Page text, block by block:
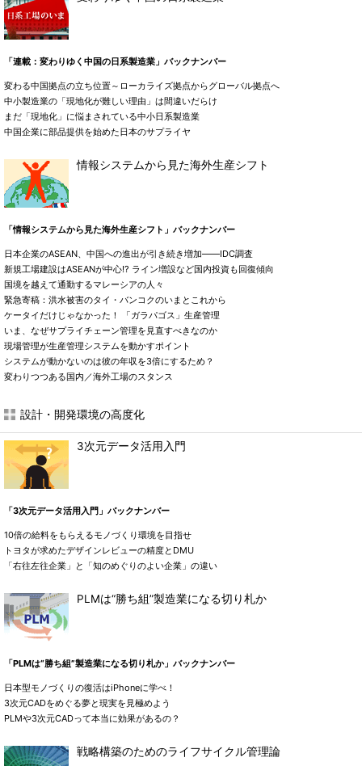
「連載：変わりゆく中国の日系製造業」バックナンバー
変わる中国拠点の立ち位置～ローカライズ拠点からグローバル拠点へ
中小製造業の「現地化が難しい理由」は間違いだらけ
まだ「現地化」に悩まされている中小日系製造業
中国企業に部品提供を始めた日本のサプライヤ
情報システムから見た海外生産シフト
「情報システムから見た海外生産シフト」バックナンバー
日本企業のASEAN、中国への進出が引き続き増加――IDC調査
新規工場建設はASEANが中心!? ライン増設など国内投資も回復傾向
国境を越えて通勤するマレーシアの人々
緊急寄稿：洪水被害のタイ・バンコクのいまとこれから
ケータイだけじゃなかった！ 「ガラパゴス」生産管理
いま、なぜサプライチェーン管理を見直すべきなのか
現場管理が生産管理システムを動かすポイント
システムが動かないのは彼の年収を3倍にするため？
変わりつつある国内／海外工場のスタンス
設計・開発環境の高度化
3次元データ活用入門
「3次元データ活用入門」バックナンバー
10倍の給料をもらえるモノづくり環境を目指せ
トヨタが求めたデザインレビューの精度とDMU
「右往左往企業」と「知のめぐりのよい企業」の違い
PLMは“勝ち組”製造業になる切り札か
「PLMは“勝ち組”製造業になる切り札か」バックナンバー
日本型モノづくりの復活はiPhoneに学べ！
3次元CADをめぐる夢と現実を見極めよう
PLMや3次元CADって本当に効果があるの？
戦略構築のためのライフサイクル管理論